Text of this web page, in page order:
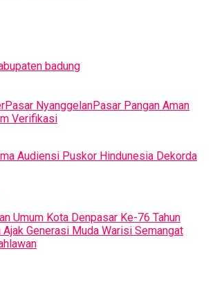
Pasar NyanggelanPasar Pangan Aman
Verifikasi
Audiensi Puskor Hindunesia Dekorda
Umum Kota Denpasar Ke-76 Tahun
Generasi Muda Warisi Semangat